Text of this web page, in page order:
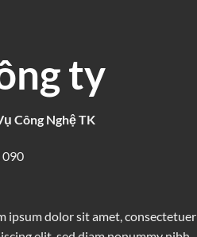
ty
Công Nghệ TK
090
ipsum dolor sit amet, consectetuer